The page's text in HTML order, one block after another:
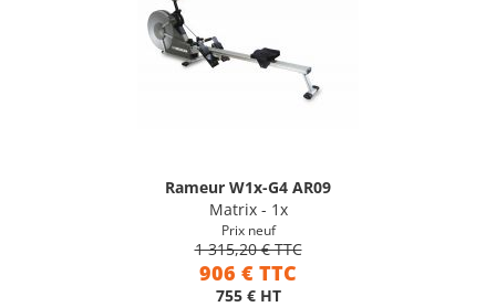
Rameur W1x-G4 AR09
Matrix - 1x
Prix neuf
1 315,20 € TTC
906 € TTC
755 € HT